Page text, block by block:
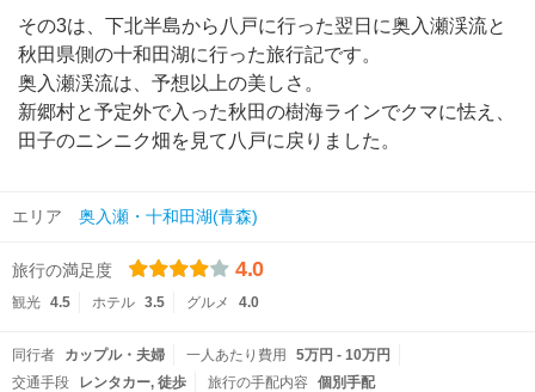
その3は、下北半島から八戸に行った翌日に奥入瀬渓流と
秋田県側の十和田湖に行った旅行記です。
奥入瀬渓流は、予想以上の美しさ。
新郷村と予定外で入った秋田の樹海ラインでクマに怯え、
田子のニンニク畑を見て八戸に戻りました。
エリア 奥入瀬・十和田湖(青森)
旅行の満足度 4.0
観光 4.5 ホテル 3.5 グルメ 4.0
同行者 カップル・夫婦 一人あたり費用
5万円 - 10万円
交通手段
レンタカー 徒歩 旅行の手配内容 個別手配